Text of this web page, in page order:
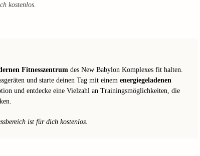
kostenlos.
Fitnesszentrum des New Babylon Komplexes fit halten.
und starte deinen Tag mit einem energiegeladenen
und entdecke eine Vielzahl an Trainingsmöglichkeiten, die
ist für dich kostenlos.